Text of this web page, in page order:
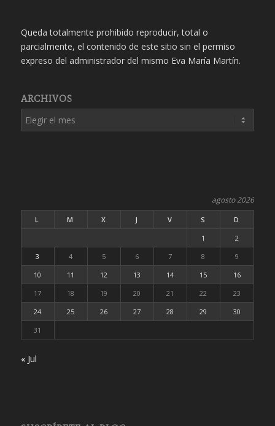
Queda totalmente prohibido reproducir, total o
parcialmente, el contenido de este sitio sin el permiso
expreso del administrador del mismo Eva María Martín.
ARCHIVOS
agosto 2026
L M X J V S
D
1
2
3
4 5 6 7 8
9
10
11 12 13 14 15
16
17
18 19 20 21 22
23
24
25 26 27 28 29
30
31
« Jul